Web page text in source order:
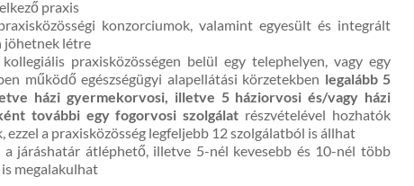
praxis
konzorciumok, valamint egyesült és integrált
jöhetnek létre
praxisközösségen belül egy telephelyen, vagy egy
működő egészségügyi alapellátási körzetekben legalább 5
házi gyermekorvosi, illetve 5 háziorvosi és/vagy házi
további egy fogorvosi szolgálat részvételével hozhatók
ezzel a praxisközösség legfeljebb 12 szolgálatból is állhat
a járáshatár átléphető, illetve 5-nél kevesebb és 10-nél több
megalakulhat